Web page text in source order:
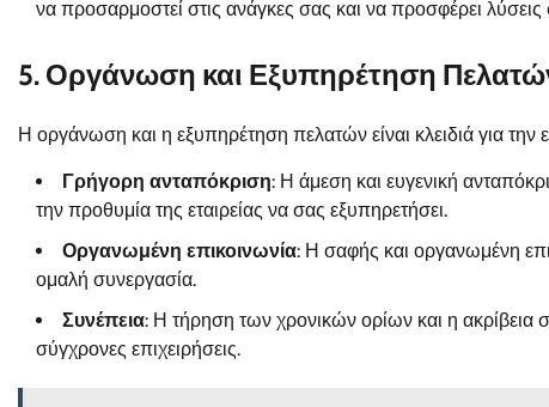
να προσαρμοστεί στις ανάγκες σας και να προσφέρει
5. Οργάνωση και Εξυπηρέτηση
Η οργάνωση και η εξυπηρέτηση πελατών είναι κλειδιά για την
Γρήγορη ανταπόκριση: Η άμεση και ευγενική
την προθυμία της εταιρείας να σας εξυπηρετήσει.
Οργανωμένη επικοινωνία: Η σαφής και οργανωμένη
ομαλή συνεργασία.
Συνέπεια: Η τήρηση των χρονικών ορίων και η ακρίβεια
σύγχρονες επιχειρήσεις.